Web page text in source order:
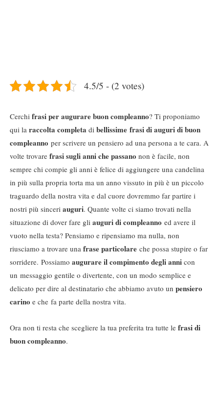
4.5/5 - (2 votes)
Cerchi frasi per augurare buon compleanno? Ti proponiamo
qui la raccolta completa di bellissime frasi di auguri di buon
compleanno per scrivere un pensiero ad una persona a te cara. A
volte trovare frasi sugli anni che passano non è facile, non
sempre chi compie gli anni è felice di aggiungere una candelina
in più sulla propria torta ma un anno vissuto in più è un piccolo
traguardo della nostra vita e dal cuore dovremmo far partire i
nostri più sinceri auguri. Quante volte ci siamo trovati nella
situazione di dover fare gli auguri di compleanno ed avere il
vuoto nella testa? Pensiamo e ripensiamo ma nulla, non
riusciamo a trovare una frase particolare che possa stupire o far
sorridere. Possiamo augurare il compimento degli anni con
un messaggio gentile o divertente, con un modo semplice e
delicato per dire al destinatario che abbiamo avuto un pensiero
carino e che fa parte della nostra vita.
Ora non ti resta che scegliere la tua preferita tra tutte le frasi di
buon compleanno.